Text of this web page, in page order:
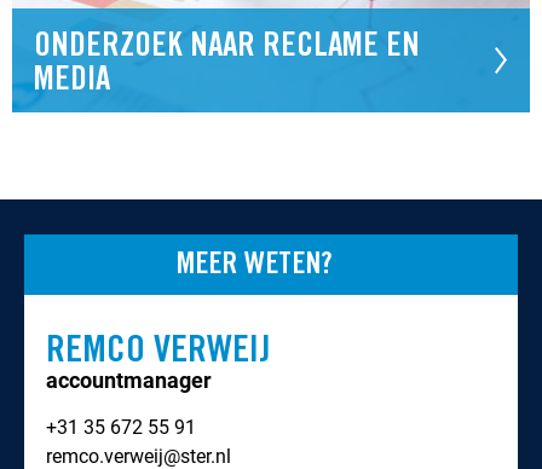
ONDERZOEK NAAR RECLAME EN
MEDIA
MEER WETEN?
REMCO VERWEIJ
accountmanager
+31 35 672 55 91
remco.verweij@ster.nl